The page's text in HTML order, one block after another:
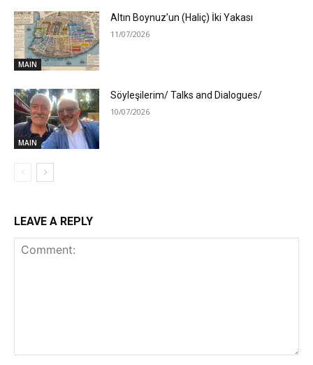
MAIN
Altın Boynuz’un (Haliç) İki Yakası
11/07/2026
MAIN
Söyleşilerim/ Talks and Dialogues/
10/07/2026
LEAVE A REPLY